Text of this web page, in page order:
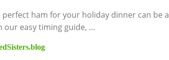
perfect ham for your holiday dinner can be a
our easy timing guide, …